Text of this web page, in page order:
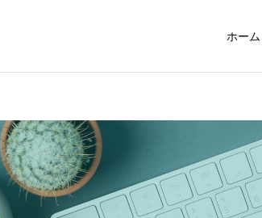
ホーム
ジュニアスクール
NEWS